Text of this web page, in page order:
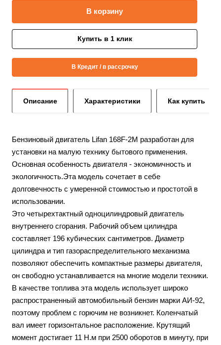
В корзину
Купить в 1 клик
В Кредит / в рассрочку
Описание Характеристики Как купить
Бензиновый двигатель Lifan 168F-2М разработан для
установки на малую технику бытового применения.
Основная особенность двигателя - экономичность и
экологичность.Эта модель сочетает в себе
долговечность с умеренной стоимостью и простотой в
использовании.
Это четырехтактный одноцилиндровый двигатель
внутреннего сгорания. Рабочий объем цилиндра
составляет 196 кубических сантиметров. Диаметр
цилиндра и тип газораспределительного механизма
позволяют обеспечить компактные размеры двигателя,
он свободно устанавливается на многие модели техники.
В качестве топлива эта модель использует широко
распространенный автомобильный бензин марки АИ-92,
поэтому проблем с горючим не возникнет. Коленчатый
вал имеет горизонтальное расположение. Крутящий
момент достигает 11 Н.м при 2500 оборотов в минуту, при